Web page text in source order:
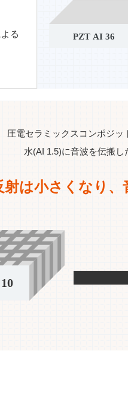
る
圧電セラミックスコンポジッ
水(AI 1.5)に音波を伝搬し
は小さくなり、